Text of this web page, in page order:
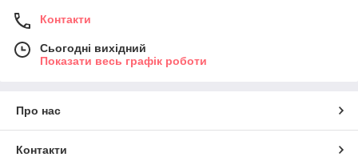
Контакти
Сьогодні вихідний
Показати весь графік роботи
Про нас
Контакти